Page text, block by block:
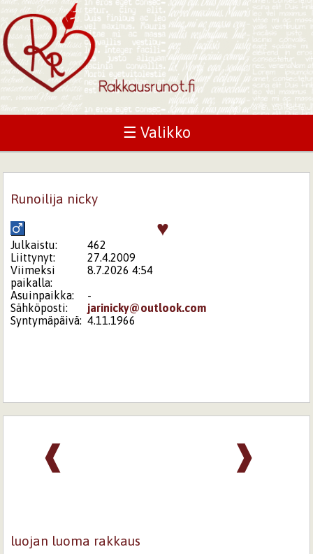
☰ Valikko
Runoilija nicky
♥
Julkaistu:
462
Liittynyt:
27.4.2009
Viimeksi
paikalla:
8.7.2026 4:54
Asuinpaikka:
-
Sähköposti:
jarinicky@outlook.com
Syntymäpäivä: 4.11.1966
❱
❰
luojan luoma rakkaus